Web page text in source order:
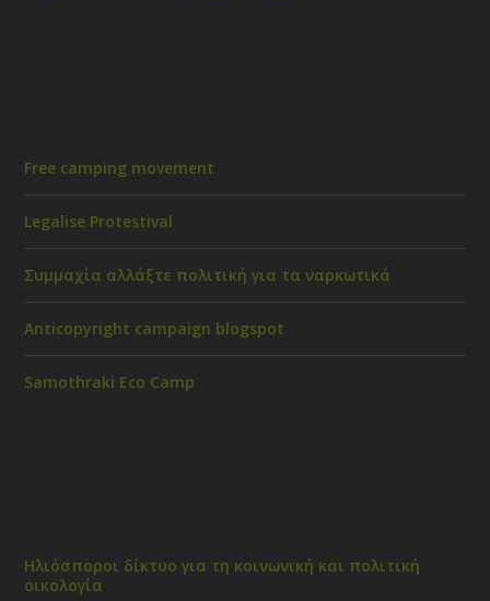
Free camping movement
Legalise Protestival
Συμμαχία αλλάξτε πολιτική για τα ναρκωτικά
Anticopyright campaign blogspot
Samothraki Eco Camp
Ηλιόσποροι δίκτυο για τη κοινωνική και πολιτική
οικολογία